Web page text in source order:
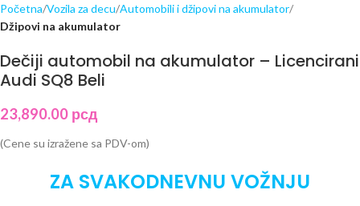
Početna Vozila za decu Automobili i džipovi na akumulator
Džipovi na akumulator
Dečiji automobil na akumulator – Licencirani
Audi SQ8 Beli
23,890.00 рсд
(Cene su izražene sa PDV-om)
ZA SVAKODNEVNU VOŽNJU